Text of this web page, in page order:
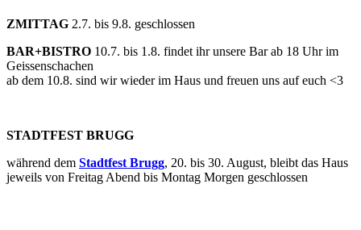
ZMITTAG 2.7. bis 9.8. geschlossen
BAR+BISTRO 10.7. bis 1.8. findet ihr unsere Bar ab 18 Uhr im
Geissenschachen
ab dem 10.8. sind wir wieder im Haus und freuen uns auf euch <3
STADTFEST BRUGG
während dem Stadtfest Brugg, 20. bis 30. August, bleibt das Haus
jeweils von Freitag Abend bis Montag Morgen geschlossen